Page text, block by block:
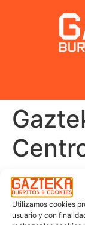
Utilizamos cookies
usuario y con